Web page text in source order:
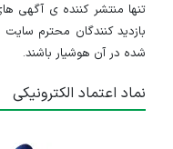
تنها منتشر کننده ی آگهی
بازدید کنندگان محترم
شده در آن هوشیار باشند.
نماد اعتماد الکترونیکی